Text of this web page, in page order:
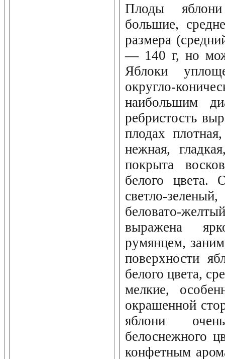
Плоды
большие,
размера
— 140 г, но
Яблоки
округло-
наибольшим
ребристость
плодах
нежная,
покрыта
белого цвета.
светло-
беловато-
выражена
румянцем,
поверхности
белого цвета,
мелкие,
окрашенной
яблони
белоснежного
конфетным